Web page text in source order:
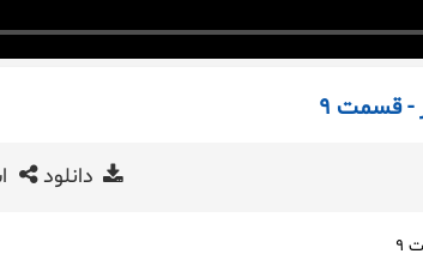
- قسمت ۹
دانلود
۹